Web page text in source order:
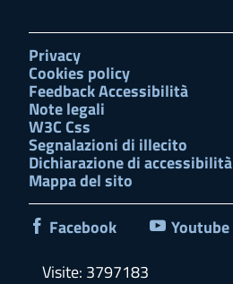
Privacy
Cookies policy
Feedback Accessibilità
Note legali
W3C Css
Segnalazioni di illecito
Dichiarazione di accessibilità
Mappa del sito
Facebook
Youtube
Visite: 3797183